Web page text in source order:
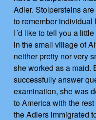
Adler. Stolpersteins
to remember individual
I´d like to tell you a
in the small village of
neither pretty nor very
she worked as a maid.
successfully answer
examination, she was
to America with the
the Adlers immigrated